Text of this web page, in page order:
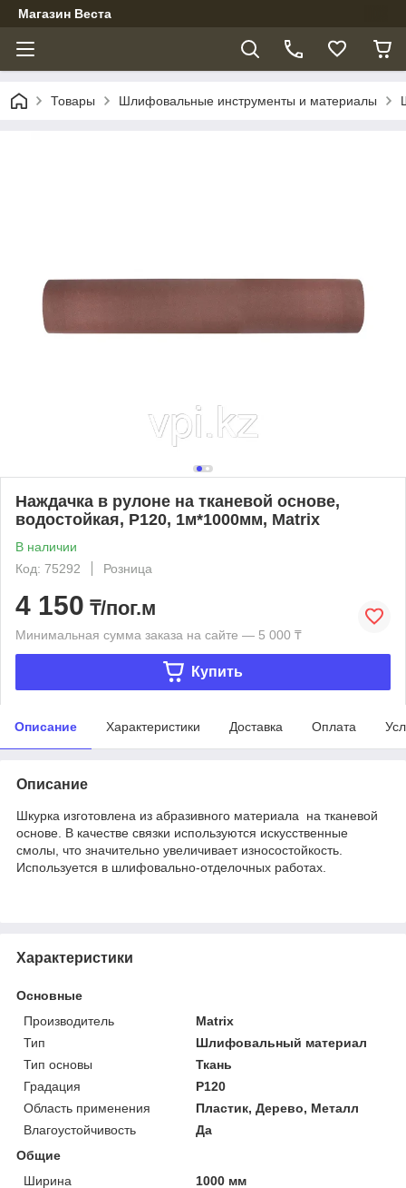
Магазин Веста
Товары Шлифовальные инструменты и материалы
Наждачка в рулоне на тканевой основе,
водостойкая, P120, 1м*1000мм, Matrix
В наличии
Код: 75292
Розница
4 150 ₸/пог.м
Минимальная сумма заказа на сайте — 5 000 ₸
Купить
Описание Характеристики Доставка Оплата
Описание
Шкурка изготовлена из абразивного материала на тканевой
основе. В качестве связки используются искусственные
смолы, что значительно увеличивает износостойкость.
Используется в шлифовально-отделочных работах.
Характеристики
Основные
Производитель
Matrix
Тип
Шлифовальный материал
Тип основы
Ткань
Градация
P120
Область применения
Пластик, Дерево, Металл
Влагоустойчивость
Да
Общие
Ширина
1000 мм